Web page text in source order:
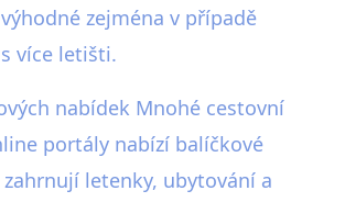
zejména v případě
více letišti.
nabídek Mnohé cestovní
portály nabízí balíčkové
zahrnují letenky, ubytování a